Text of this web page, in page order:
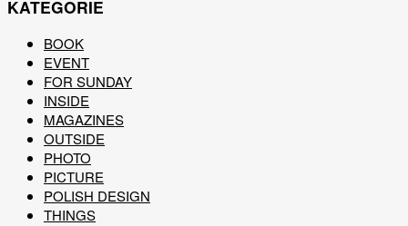
KATEGORIE
BOOK
EVENT
FOR SUNDAY
INSIDE
MAGAZINES
OUTSIDE
PHOTO
PICTURE
POLISH DESIGN
THINGS